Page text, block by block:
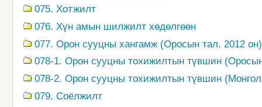
075. Хотжилт
076. Хүн амын шилжилт хөдөлгөөн
077. Орон сууцны хангамж (Оросын тал, 2012 он)
078-1. Орон сууцны тохижилтын түвшин
078-2. Орон сууцны тохижилтын түвшин
079. Соёлжилт